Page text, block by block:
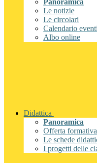
Panoramica
Le notizie
Le circolari
Calendario eventi
Albo online
Didattica
Panoramica
Offerta formativa
Le schede
I progetti delle